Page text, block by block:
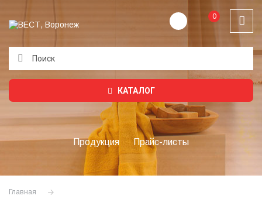
0
КАТАЛОГ
Продукция Прайс-листы
Главная